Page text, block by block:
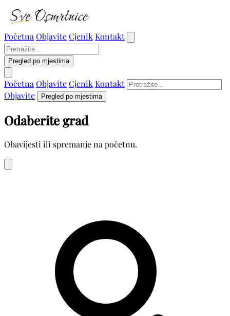
Početna ObjaviteCjenik Kontakt
Pregled po mjestima
Početna ObjaviteCjenik Kontakt
Objavite
Pregled po mjestima
Odaberite grad
Obavijesti ili spremanje na početnu.